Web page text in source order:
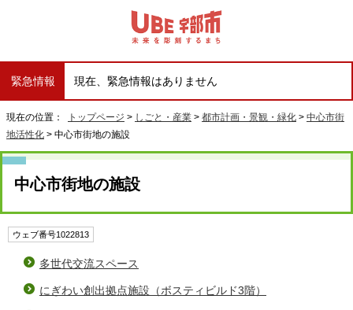
緊急情報 現在、緊急情報はありません
現在の位置： トップページ > しごと・産業 > 都市計画・景観・緑化 > 中心市街
地活性化 > 中心市街地の施設
中心市街地の施設
ウェブ番号1022813
多世代交流スペース
にぎわい創出拠点施設（ボスティビルド3階）